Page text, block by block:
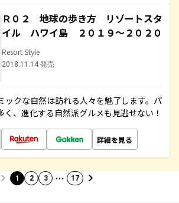
Ｒ０２ 地球の歩き方 リゾートスタ
イル ハワイ島 ２０１９～２０２０
Resort Style
2018.11.14 発売
ックな自然は訪れる人々を魅了します。パ
く、進化する自然派グルメも見逃せない！
詳細を見る
1 2 3 … 17